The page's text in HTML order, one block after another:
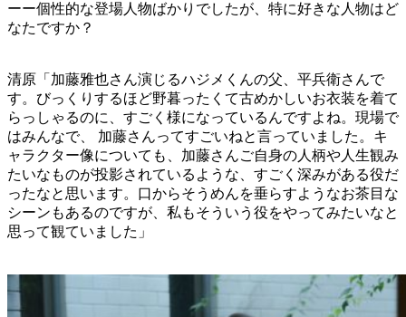
ーー個性的な登場人物ばかりでしたが、特に好きな人物はど
なたですか？
清原「加藤雅也さん演じるハジメくんの父、平兵衛さんで
す。びっくりするほど野暮ったくて古めかしいお衣装を着て
らっしゃるのに、すごく様になっているんですよね。現場で
はみんなで、 加藤さんってすごいねと言っていました。キ
ャラクター像についても、加藤さんご自身の人柄や人生観み
たいなものが投影されているような、すごく深みがある役だ
ったなと思います。口からそうめんを垂らすようなお茶目な
シーンもあるのですが、私もそういう役をやってみたいなと
思って観ていました」